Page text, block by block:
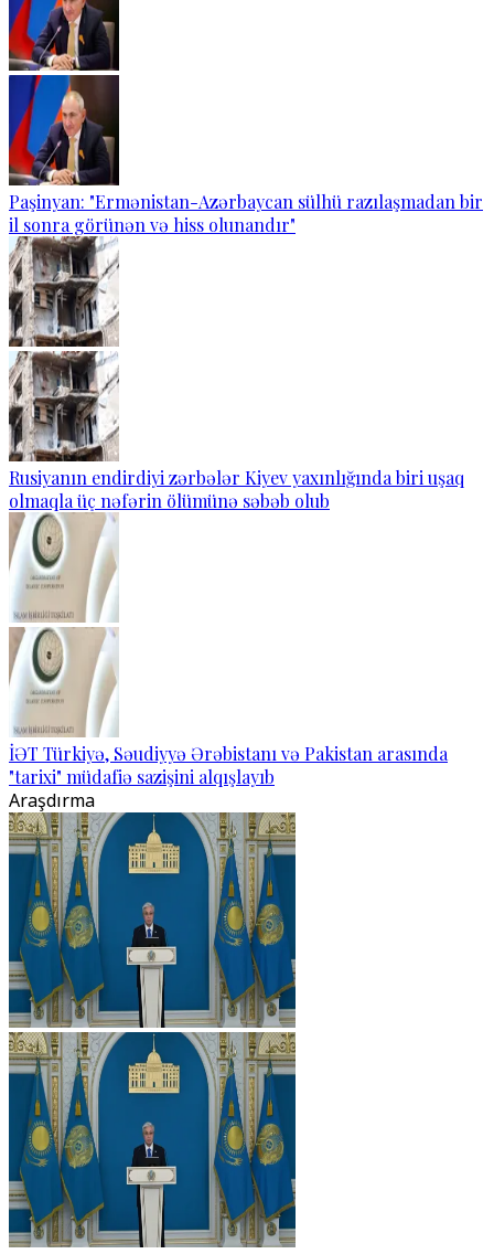
Paşinyan: "Ermənistan-Azərbaycan sülhü razılaşmadan bir
il sonra görünən və hiss olunandır"
Rusiyanın endirdiyi zərbələr Kiyev yaxınlığında biri uşaq
olmaqla üç nəfərin ölümünə səbəb olub
İƏT Türkiyə, Səudiyyə Ərəbistanı və Pakistan arasında
"tarixi" müdafiə sazişini alqışlayıb
Araşdırma